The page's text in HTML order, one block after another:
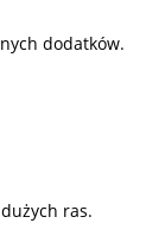
dodatków.
ras.